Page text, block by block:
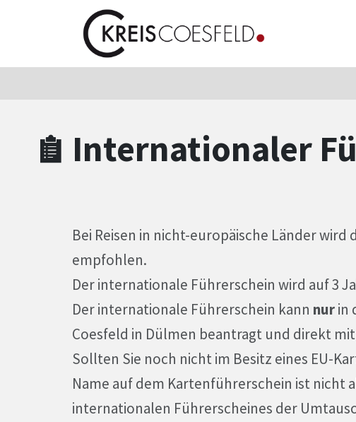
Zum Header
Zum Hauptinhalt
Zum Footer
Zum Hauptinhalt springen
Internationaler
Bei Reisen in nicht-europäische Länder
empfohlen.
Der internationale Führerschein wird auf 3
Der internationale Führerschein kann nurin
Coesfeld in Dülmen beantragt und direkt
Sollten Sie noch nicht im Besitz eines EU-
Name auf dem Kartenführerschein ist nicht
internationalen Führerscheines der